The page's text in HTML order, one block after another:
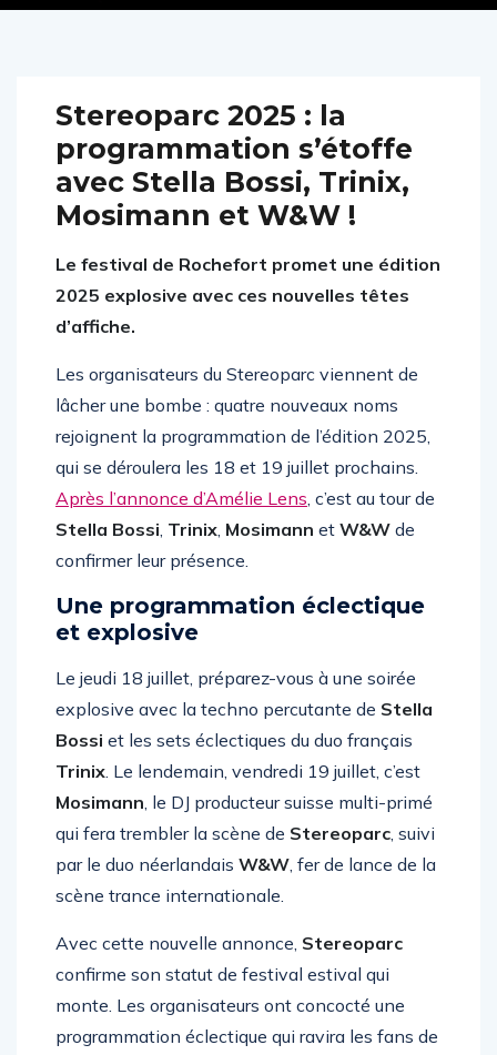
Stereoparc 2025 : la
programmation s’étoffe
avec Stella Bossi, Trinix,
Mosimann et W&W !
Le festival de Rochefort promet une édition
2025 explosive avec ces nouvelles têtes
d’affiche.
Les organisateurs du Stereoparc viennent de
lâcher une bombe : quatre nouveaux noms
rejoignent la programmation de l’édition 2025,
qui se déroulera les 18 et 19 juillet prochains.
Après l’annonce d’Amélie Lens, c’est au tour de
Stella Bossi, Trinix, Mosimann et W&W de
confirmer leur présence.
Une programmation éclectique
et explosive
Le jeudi 18 juillet, préparez-vous à une soirée
explosive avec la techno percutante de Stella
Bossi et les sets éclectiques du duo français
Trinix. Le lendemain, vendredi 19 juillet, c’est
Mosimann, le DJ producteur suisse multi-primé
qui fera trembler la scène de Stereoparc, suivi
par le duo néerlandais W&W, fer de lance de la
scène trance internationale.
Avec cette nouvelle annonce, Stereoparc
confirme son statut de festival estival qui
monte. Les organisateurs ont concocté une
programmation éclectique qui ravira les fans de